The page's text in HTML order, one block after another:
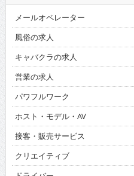
メールオペレーター
風俗の求人
キャバクラの求人
営業の求人
パワフルワーク
ホスト・モデル・AV
接客・販売サービス
クリエイティブ